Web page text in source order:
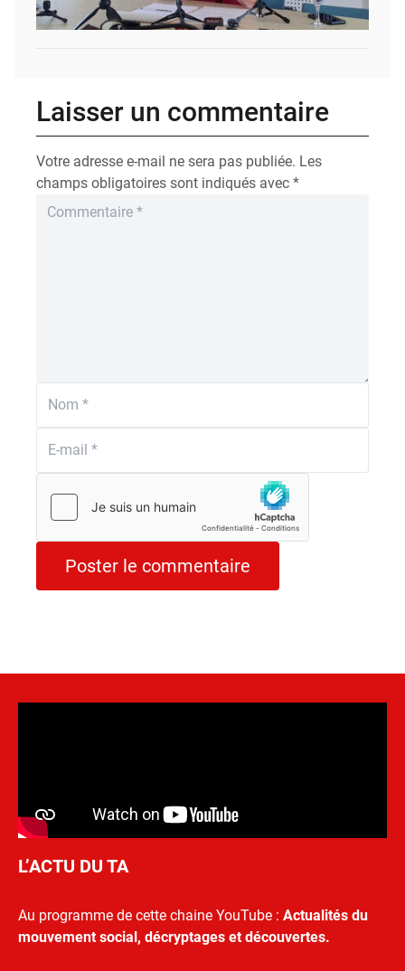
Laisser un commentaire
Votre adresse e-mail ne sera pas publiée. Les
champs obligatoires sont indiqués avec *
L’ACTU DU TA
Au programme de cette chaine YouTube : Actualités du
mouvement social, décryptages et découvertes.